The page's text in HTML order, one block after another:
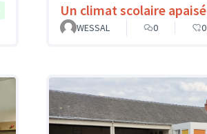
Un climat scolaire apaisé
WESSAL
0 0